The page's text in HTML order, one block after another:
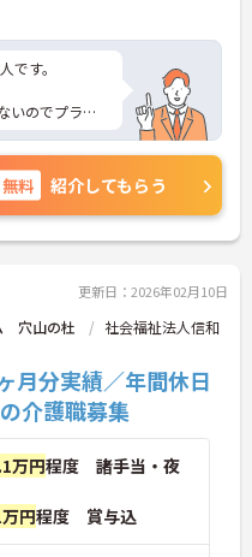
です。
いのでプライ
していただ
スが少ないの
わせくださ
無料 紹介してもらう
更新日：2026年02月10日
穴山の杜
社会福祉法人信和
月分実績／年間休日
介護職募集
万円程度 諸手当・夜
円程度 賞与込